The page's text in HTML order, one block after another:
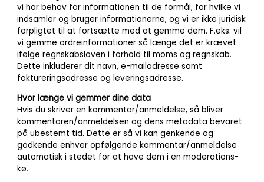
vi har behov for informationen til de formål, for hvilke vi
indsamler og bruger informationerne, og vi er ikke juridisk
forpligtet til at fortsætte med at gemme dem. F.eks. vil
vi gemme ordreinformationer så længe det er krævet
ifølge regnskabsloven i forhold til moms og regnskab.
Dette inkluderer dit navn, e-mailadresse samt
faktureringsadresse og leveringsadresse.
Hvor længe vi gemmer dine data
Hvis du skriver en kommentar/anmeldelse, så bliver
kommentaren/anmeldelsen og dens metadata bevaret
på ubestemt tid. Dette er så vi kan genkende og
godkende enhver opfølgende kommentar/anmeldelse
automatisk i stedet for at have dem i en moderations-
kø.